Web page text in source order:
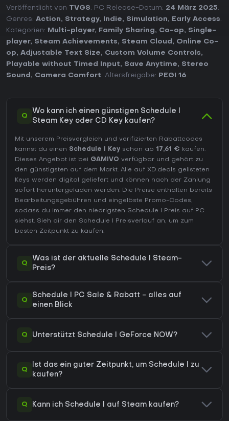
Veröffentlicht von TVGS. PC Release-Datum: 24 März 2025.
Genres: Action, Strategy, Indie, Simulation, Early Access.
Kategorien:
Multi-player, Family Sharing, Co-op, Single-
player, Steam Achievements, Steam Cloud , Online Co-
op, Adjustable Text Size, Custom Volume Controls,
Playable without Timed Input, Save Anytime, Stereo
Sound , Camera Comfort. Altersfreigabe: PEGI 16.
Q
Wo kann ich einen günstigen Schedule I
Steam Key oder CD Key kaufen?
Mit unserem Preisvergleich und verifizierten Rabattcodes
kannst du einen Schedule I Key schon ab 17,61 € kaufen.
Dieses Angebot ist bei GAMIVO verfügbar und gehört zu
den günstigsten auf dem Markt. Alle auf XD.deals gelisteten
Keys werden digital geliefert und können nach der Zahlung
sofort heruntergeladen werden. Die Preise enthalten bereits
Bearbeitungsgebühren und eingelöste Promo-Codes,
sodass du immer den niedrigsten Schedule I Preis auf PC
siehst. Sieh dir den Schedule I Preisverlauf an, um zum
besten Zeitpunkt zu kaufen.
Q
Was ist der aktuelle Schedule I Steam-
Preis?
Q
Schedule I PC Sale & Rabatt - alles auf
einen Blick
Q Unterstützt Schedule I GeForce NOW?
Q
Ist das ein guter Zeitpunkt, um Schedule I zu
kaufen?
Q Kann ich Schedule I auf Steam kaufen?